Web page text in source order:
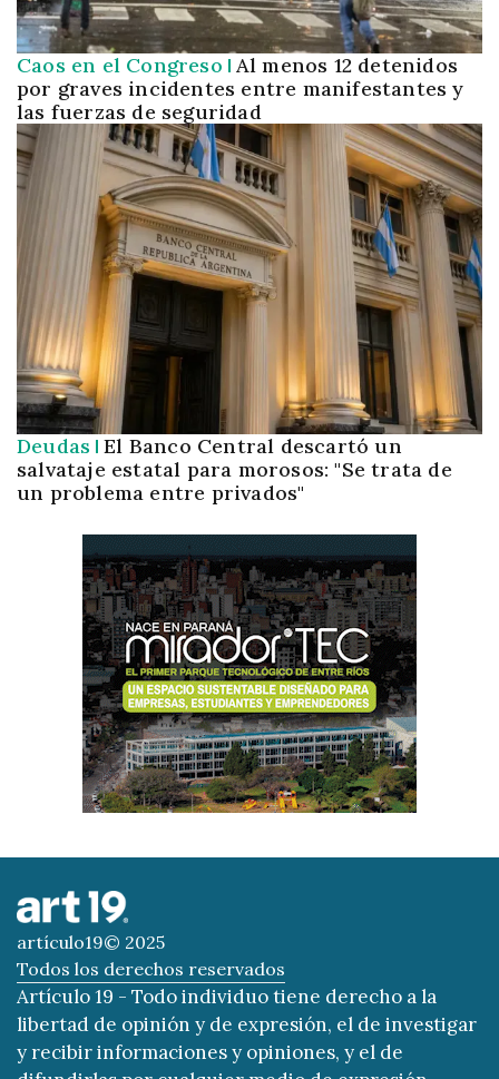
Caos en el Congreso Al menos 12 detenidos
por graves incidentes entre manifestantes y
las fuerzas de seguridad
Deudas El Banco Central descartó un
salvataje estatal para morosos: "Se trata de
un problema entre privados"
artículo19© 2025
Todos los derechos reservados
Artículo 19 - Todo individuo tiene derecho a la
libertad de opinión y de expresión, el de investigar
y recibir informaciones y opiniones, y el de